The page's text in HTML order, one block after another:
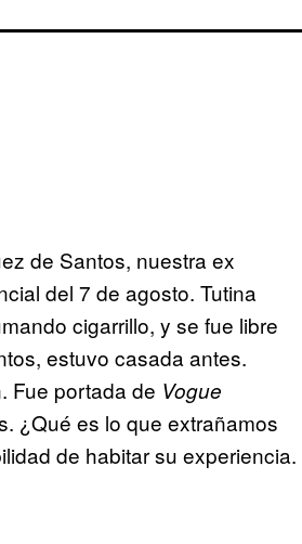
de Santos, nuestra ex
del 7 de agosto. Tutina
cigarrillo, y se fue libre
estuvo casada antes.
Fue portada de Vogue
¿Qué es lo que extrañamos
de habitar su experiencia.